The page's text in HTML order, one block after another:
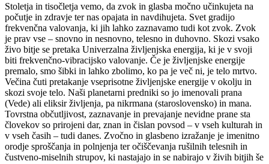
Stoletja in tisočletja vemo, da zvok in glasba močno učinkujeta na
počutje in zdravje ter nas opajata in navdihujeta. Svet gradijo
frekvenčna valovanja, ki jih lahko zaznavamo tudi kot zvok. Zvok
je prav vse – snovno in nesnovno, telesno in duhovno. Skozi vsako
živo bitje se pretaka Univerzalna življenjska energija, ki je v svoji
biti frekvenčno-vibracijsko valovanje. Če je življenjske energije
premalo, smo šibki in lahko zbolimo, ko pa je več ni, je telo mrtvo.
Večina čuti pretakanje vseprisotne življenjske energije v okolju in
skozi svoje telo. Naši planetarni predniki so jo imenovali prana
(Vede) ali eliksir življenja, pa nikrmana (staroslovensko) in mana.
Tovrstna občutljivost, zaznavanje in prevajanje nevidne prane sta
človekov so prirojeni dar, znan in čislan povsod – v vseh kulturah in
v vseh časih – tudi danes. Zvočno in glasbeno izražanje je imenitno
orodje sproščanja in polnjenja ter očiščevanja rušilnih telesnih in
čustveno-miselnih strupov, ki nastajajo in se nabirajo v živih bitjih še